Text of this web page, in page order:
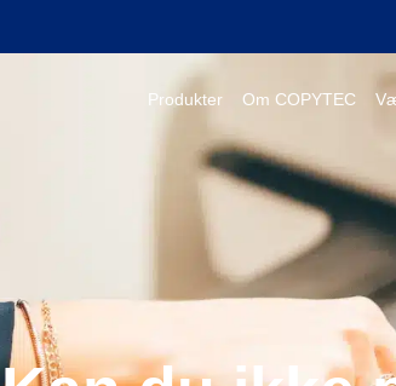
Produkter Om COPYTEC